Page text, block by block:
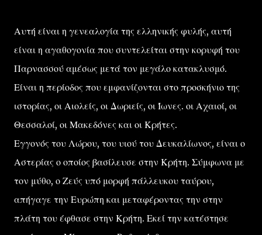
Αυτή είναι η γενεαλογία της ελληνικής φυλής, αυτή
είναι η αγαθογονία που συντελείται στην κορυφή του
Παρνασσού αμέσως μετά τον μεγάλο κατακλυσμό.
Είναι η περίοδος που εμφανίζονται στο προσκήνιο της
ιστορίας, οι Αιολείς, οι Δωριείς, οι Ίωνες. οι Αχαιοί, οι
Θεσσαλοί, οι Μακεδόνες και οι Κρήτες.
Εγγονός του Λώρου, του υιού του Δευκαλίωνος, είναι ο
Αστερίας ο οποίος βασίλευσε στην Κρήτη. Σύμφωνα με
τον μύθο, ο Ζεύς υπό μορφή πάλλευκου ταύρου,
απήγαγε την Ευρώπη και μεταφέροντας την στην
πλάτη του έφθασε στην Κρήτη. Εκεί την κατέστησε